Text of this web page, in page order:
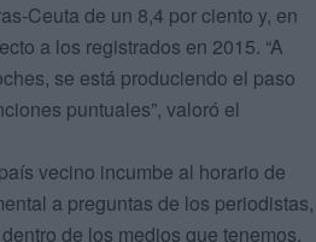
Ceuta de un 8,4 por ciento y, en
a los registrados en 2015. “A
se está produciendo el paso
puntuales”, valoró el
vecino incumbe al horario de
a preguntas de los periodistas,
de los medios que tenemos,